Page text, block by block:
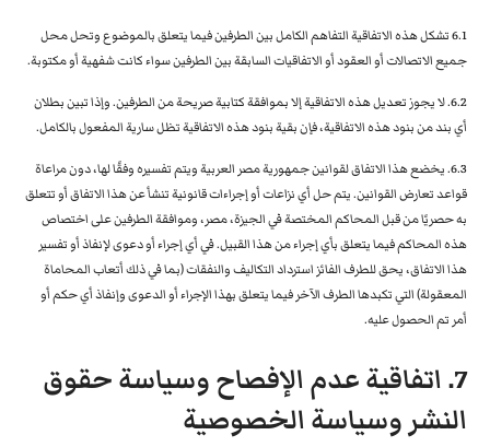
6.1 تشكل هذه الاتفاقية التفاهم الكامل بين الطرفين فيما يتعلق بالموضوع وتحل محل
جميع الاتصالات أو العقود أو الاتفاقيات السابقة بين الطرفين سواء كانت شفهية أو مكتوبة.
6.2. لا يجوز تعديل هذه الاتفاقية إلا بموافقة كتابية صريحة من الطرفين. وإذا تبين بطلان
أي بند من بنود هذه الاتفاقية، فإن بقية بنود هذه الاتفاقية تظل سارية المفعول بالكامل.
6.3. يخضع هذا الاتفاق لقوانين جمهورية مصر العربية ويتم تفسيره وفقًا لها، دون مراعاة
قواعد تعارض القوانين. يتم حل أي نزاعات أو إجراءات قانونية تنشأ عن هذا الاتفاق أو تتعلق
به حصريًا من قبل المحاكم المختصة في الجيزة، مصر، وموافقة الطرفين على اختصاص
هذه المحاكم فيما يتعلق بأي إجراء من هذا القبيل. في أي إجراء أو دعوى لإنفاذ أو تفسير
هذا الاتفاق، يحق للطرف الفائز استرداد التكاليف والنفقات (بما في ذلك أتعاب المحاماة
المعقولة) التي تكبدها الطرف الآخر فيما يتعلق بهذا الإجراء أو الدعوى وإنفاذ أي حكم أو
أمر تم الحصول عليه.
7. اتفاقية عدم الإفصاح وسياسة حقوق
النشر وسياسة الخصوصية